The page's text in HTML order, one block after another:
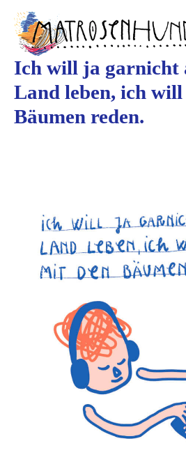
springen
Inhalt
springen
Ich will ja garnicht
Land leben, ich
Bäumen reden.